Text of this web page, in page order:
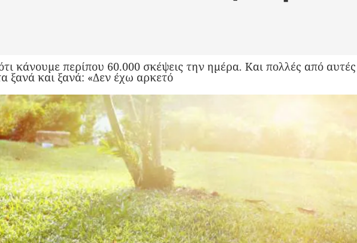
κάνουμε περίπου 60.000 σκέψεις την ημέρα. Και πολλές από αυτές
ξανά και ξανά: «Δεν έχω αρκετό